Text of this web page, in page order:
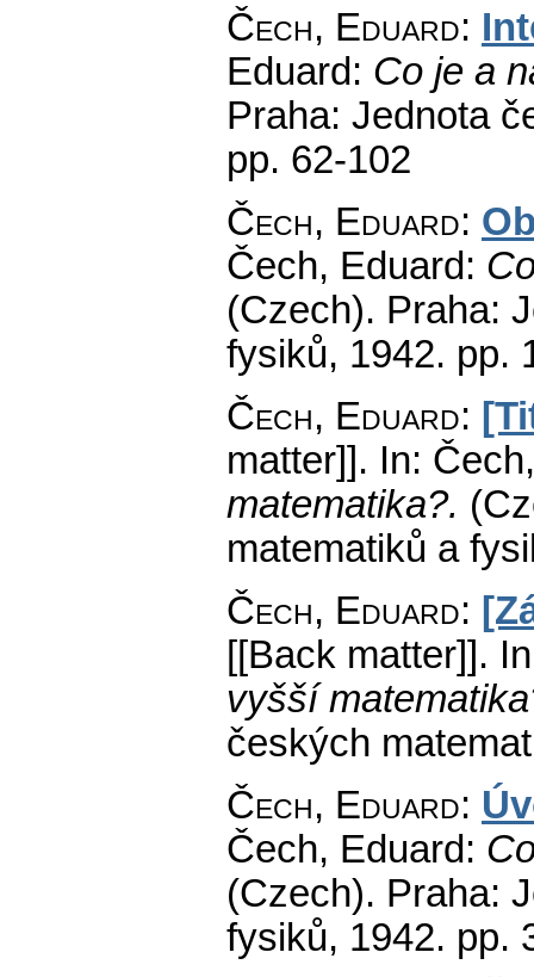
Čech, Eduard:
Eduard: Co je a
Praha: Jednota
pp. 62-102
Čech, Eduard:
Čech, Eduard:
(Czech). Praha:
fysiků, 1942. pp.
Čech, Eduard:
matter]]. In:
matematika?.
matematiků a
Čech, Eduard:
[[Back matter]].
vyšší
českých
Čech, Eduard:
Čech, Eduard:
(Czech). Praha:
fysiků, 1942. pp.